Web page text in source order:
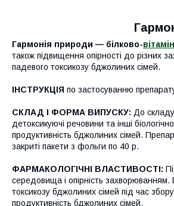
Гармонія природи — білково-
також підвищення опірності до різних
падевого токсикозу бджолиних сімей.
ІНСТРУКЦІЯ по застосуванню
СКЛАД І ФОРМА ВИПУСКУ: До
детоксикуючі речовини та інші
продуктивність бджолиних сімей.
закриті пакети з фольги по 40 р.
ФАРМАКОЛОГІЧНІ ВЛАСТИВОСТІ:
середовища і опірність
токсикозу бджолиних сімей під час
продуктивність бджолиних сімей.